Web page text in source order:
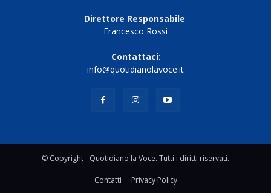
Direttore Responsabile:
Francesco Rossi
Contattaci:
info@quotidianolavoce.it
© Copyright - Quotidiano la Voce. Tutti i diritti riservati.
Contatti Privacy Policy